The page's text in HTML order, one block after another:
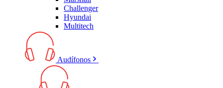
Challenger
Hyundai
Multitech
Audífonos